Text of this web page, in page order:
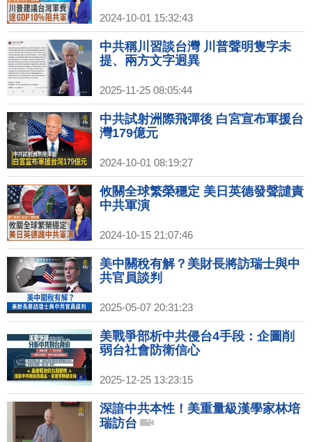
2024-10-01 15:32:43
中共稱川習談台灣 川普聲明隻字未
提、兩方文字迥異
2025-11-25 08:05:44
中共試射洲際飛彈後 白宮宣布軍援台
灣179億元
2024-10-01 08:19:27
攸關全球繁榮穩定 美日英德發聲譴責
中共軍演
2024-10-15 21:07:46
美中關稅有解？美財長將訪瑞士與中
共官員談判
2025-05-07 20:31:23
美戰爭部析中共侵台4手段：企圖削
弱台社會防衛信心
2025-12-25 13:23:15
深諳中共本性！美重量級漢學家林培
瑞訪台